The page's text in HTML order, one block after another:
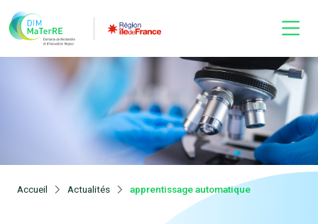
Accueil Actualités apprentissage automatique